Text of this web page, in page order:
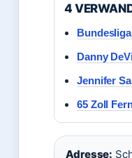
4
Danny
Jennifer
65 Zoll
Adresse: